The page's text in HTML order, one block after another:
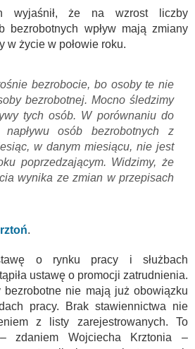
wyjaśnił, że na wzrost liczby
bezrobotnych wpływ mają zmiany
w życie w połowie roku.
bezrobocie, bo osoby te nie
bezrobotnej. Mocno śledzimy
tych osób. W porównaniu do
napływu osób bezrobotnych z
w danym miesiącu, nie jest
poprzedzającym. Widzimy, że
wynika ze zmian w przepisach
.
o rynku pracy i służbach
ustawę o promocji zatrudnienia.
nie mają już obowiązku
pracy. Brak stawiennictwa nie
z listy zarejestrowanych. To
zdaniem Wojciecha Krztonia –